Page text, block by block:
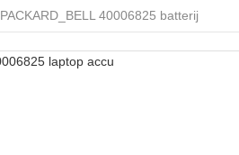
PACKARD_BELL 40006825 batterij